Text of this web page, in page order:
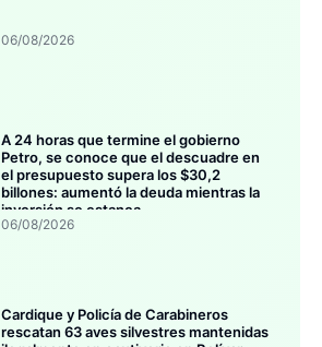
06/08/2026
A 24 horas que termine el gobierno
Petro, se conoce que el descuadre en
el presupuesto supera los $30,2
billones: aumentó la deuda mientras la
inversión se estanca
06/08/2026
Cardique y Policía de Carabineros
rescatan 63 aves silvestres mantenidas